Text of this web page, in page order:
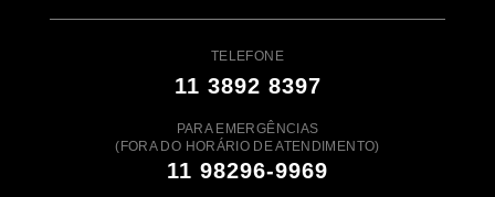
TELEFONE
11 3892 8397
PARA EMERGÊNCIAS
(FORA DO HORÁRIO DE ATENDIMENTO)
11 98296-9969